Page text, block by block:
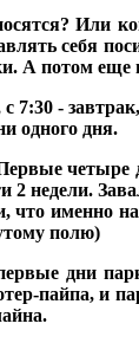
Или
себя
потом еще
7:30 -
одного дня.
четыре
2 недели.
именно
полю)
дни
пайпа, и